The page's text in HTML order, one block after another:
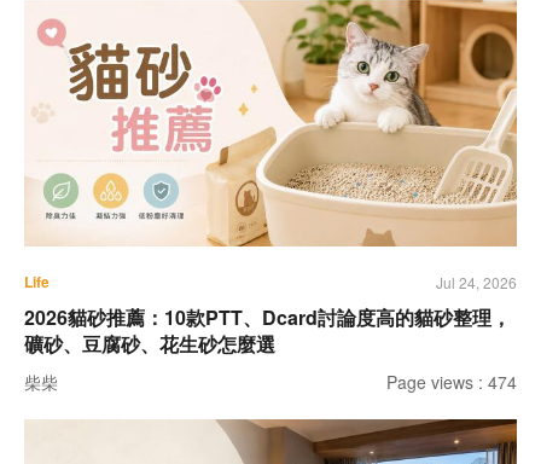
Life Jul 24, 2026
2026貓砂推薦：10款PTT、Dcard討論度高的貓砂整理，
礦砂、豆腐砂、花生砂怎麼選
柴柴 Page views : 474